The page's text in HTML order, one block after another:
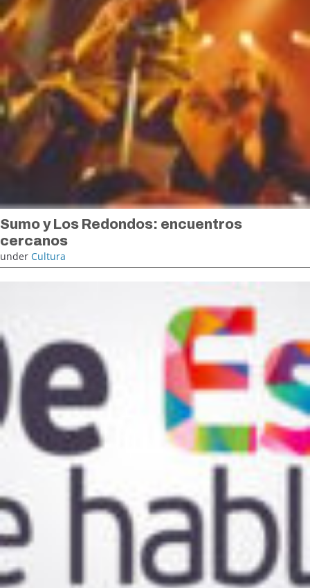
Sumo y Los Redondos: encuentros
cercanos
under Cultura